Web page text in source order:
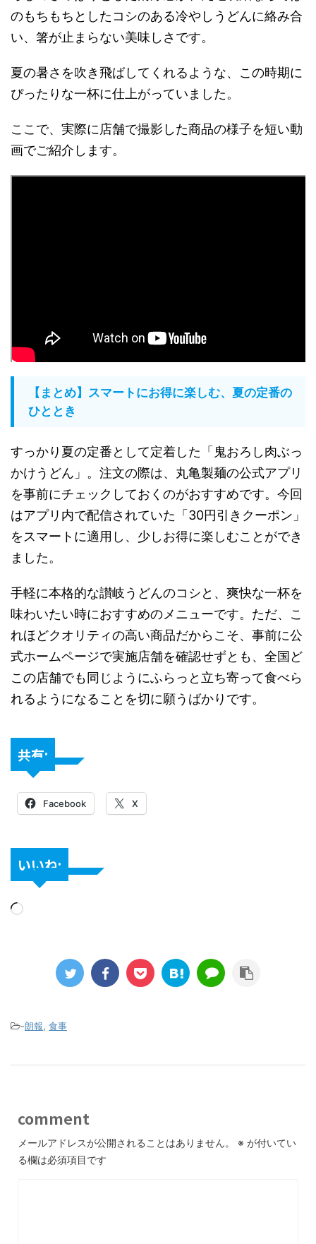
のもちもちとしたコシのある冷やしうどんに絡み合
い、箸が止まらない美味しさです。
夏の暑さを吹き飛ばしてくれるような、この時期に
ぴったりな一杯に仕上がっていました。
ここで、実際に店舗で撮影した商品の様子を短い動
画でご紹介します。
【まとめ】スマートにお得に楽しむ、夏の定番の
ひととき
すっかり夏の定番として定着した「鬼おろし肉ぶっ
かけうどん」。注文の際は、丸亀製麺の公式アプリ
を事前にチェックしておくのがおすすめです。今回
はアプリ内で配信されていた「30円引きクーポン」
をスマートに適用し、少しお得に楽しむことができ
ました。
手軽に本格的な讃岐うどんのコシと、爽快な一杯を
味わいたい時におすすめのメニューです。ただ、こ
れほどクオリティの高い商品だからこそ、事前に公
式ホームページで実施店舗を確認せずとも、全国ど
この店舗でも同じようにふらっと立ち寄って食べら
れるようになることを切に願うばかりです。
共有:
Facebook X
いいね:
-朗報, 食事
comment
メールアドレスが公開されることはありません。 ※ が付いてい
る欄は必須項目です